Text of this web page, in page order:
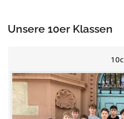
Unsere 10er Klassen
10c